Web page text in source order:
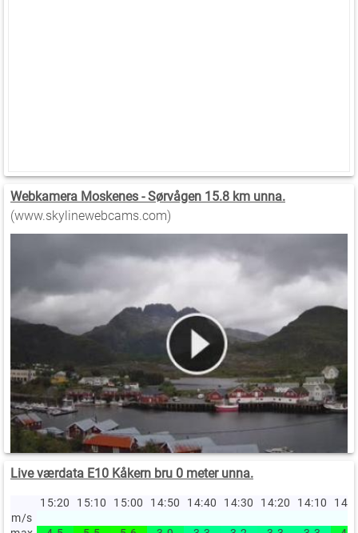
Webkamera Moskenes - Sørvågen 15.8 km unna.
(www.skylinewebcams.com)
Live værdata E10 Kåkern bru 0 meter unna.
15:20 15:10 15:00 14:50 14:40 14:30 14:20 14:10
m/s